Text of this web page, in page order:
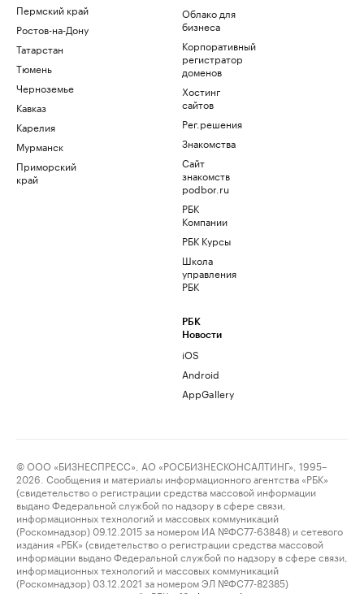
Пермский край
Ростов-на-Дону
Татарстан
Тюмень
Черноземье
Кавказ
Карелия
Мурманск
Приморский
край
Облако для
бизнеса
Корпоративный
регистратор
доменов
Хостинг
сайтов
Рег.решения
Знакомства
Сайт
знакомств
podbor.ru
РБК
Компании
РБК Курсы
Школа
управления
РБК
РБК
Новости
iOS
Android
AppGallery
© ООО «БИЗНЕСПРЕСС», АО «РОСБИЗНЕСКОНСАЛТИНГ», 1995–
2026. Сообщения и материалы информационного агентства «РБК»
(свидетельство о регистрации средства массовой информации
выдано Федеральной службой по надзору в сфере связи,
информационных технологий и массовых коммуникаций
(Роскомнадзор) 09.12.2015 за номером ИА №ФС77-63848) и сетевого
издания «РБК» (свидетельство о регистрации средства массовой
информации выдано Федеральной службой по надзору в сфере связи,
информационных технологий и массовых коммуникаций
(Роскомнадзор) 03.12.2021 за номером ЭЛ №ФС77-82385)